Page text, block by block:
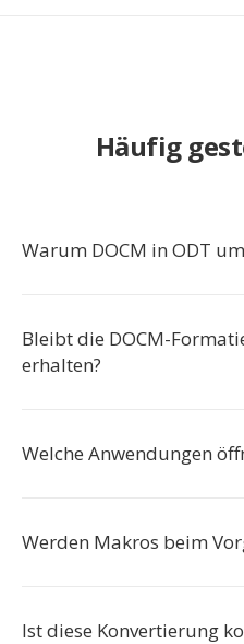
Häufig
Warum DOCM in ODT
Bleibt die DOCM-
erhalten?
Welche Anwendungen
Werden Makros beim
Ist diese Konvertierung